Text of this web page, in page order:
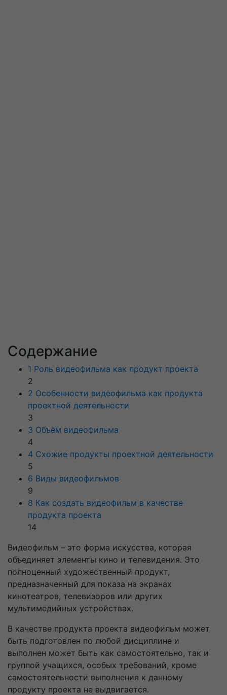
Содержание
1 Роль видеофильма как продукт проекта
2
2 Особенности видеофильма как продукта
проектной деятельности
3
3 Объём видеофильма
4
4 Схожие продукты проектной деятельности
5
6 Виды видеофильмов
9
8 Как создать видеофильм в качестве
продукта проекта
14
Видеофильм – это форма искусства, которая
объединяет элементы кино и телевидения. Это
полноценный художественный продукт,
предназначенный для показа на экранах
кинотеатров, телевизоров или других
мультимедийных устройствах.
В качестве продукта проекта видеофильм может
быть подготовлен по любой дисциплине и
выполнен может быть как самостоятельно, так и
группой учащихся, особых требований, кроме
самостоятельности выполнения к данному
продукту проекта не выдвигается.